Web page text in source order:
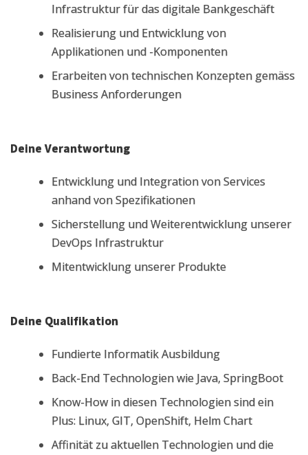
Infrastruktur für das digitale Bankgeschäft
Realisierung und Entwicklung von
Applikationen und -Komponenten
Erarbeiten von technischen Konzepten gemäss
Business Anforderungen
Deine Verantwortung
Entwicklung und Integration von Services
anhand von Spezifikationen
Sicherstellung und Weiterentwicklung unserer
DevOps Infrastruktur
Mitentwicklung unserer Produkte
Deine Qualifikation
Fundierte Informatik Ausbildung
Back-End Technologien wie Java, SpringBoot
Know-How in diesen Technologien sind ein
Plus: Linux, GIT, OpenShift, Helm Chart
Affinität zu aktuellen Technologien und die